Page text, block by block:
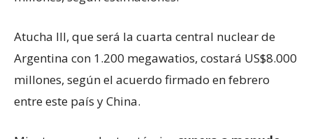
Atucha III, que será la cuarta central nuclear de
Argentina con 1.200 megawatios, costará US$8.000
millones, según el acuerdo firmado en febrero
entre este país y China.